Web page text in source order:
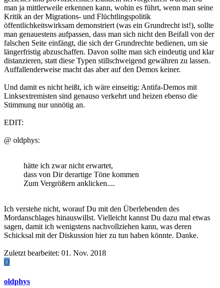
man ja mittlerweile erkennen kann, wohin es führt, wenn man seine
Kritik an der Migrations- und Flüchtlingspolitik
öffentlichkeitswirksam demonstriert (was ein Grundrecht ist!), sollte
man genauestens aufpassen, dass man sich nicht den Beifall von der
falschen Seite einfängt, die sich der Grundrechte bedienen, um sie
längerfristig abzuschaffen. Davon sollte man sich eindeutig und klar
distanzieren, statt diese Typen stillschweigend gewähren zu lassen.
Auffallenderweise macht das aber auf den Demos keiner.
Und damit es nicht heißt, ich wäre einseitig: Antifa-Demos mit
Linksextremisten sind genauso verkehrt und heizen ebenso die
Stimmung nur unnötig an.
EDIT:
@ oldphys:
hätte ich zwar nicht erwartet,
dass von Dir derartige Töne kommen
Zum Vergrößern anklicken....
Ich verstehe nicht, worauf Du mit den Überlebenden des
Mordanschlages hinauswillst. Vielleicht kannst Du dazu mal etwas
sagen, damit ich wenigstens nachvollziehen kann, was deren
Schicksal mit der Diskussion hier zu tun haben könnte. Danke.
Zuletzt bearbeitet: 01. Nov. 2018
O
oldphys